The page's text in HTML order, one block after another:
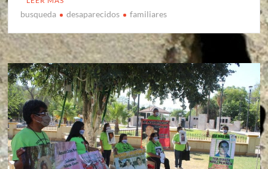
busqueda desaparecidos familiares